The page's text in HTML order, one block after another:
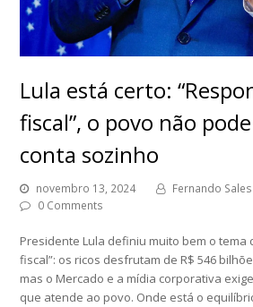
Lula está certo:
fiscal”, o povo não
conta sozinho
novembro 13, 2024 Fernando Sales
0 Comments
Presidente Lula definiu muito bem o tema
fiscal”: os ricos desfrutam de R$ 546
mas o Mercado e a mídia corporativa
que atende ao povo. Onde está o